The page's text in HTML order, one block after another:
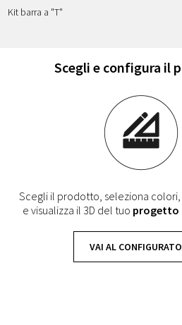
Kit barra a "T"
Scegli e configura il
Scegli il prodotto, seleziona
e visualizza il 3D del tuo progetto
VAI AL